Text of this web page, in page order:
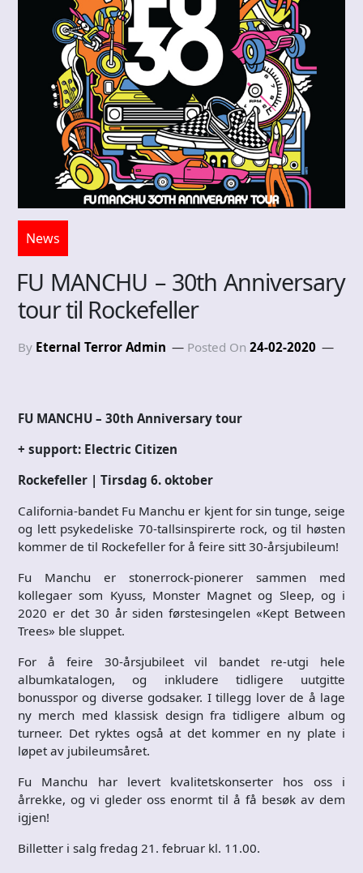
News
FU MANCHU – 30th Anniversary
tour til Rockefeller
By Eternal Terror Admin Posted On 24-02-2020
FU MANCHU – 30th Anniversary tour
+ support: Electric Citizen
Rockefeller | Tirsdag 6. oktober
California-bandet Fu Manchu er kjent for sin tunge, seige
og lett psykedeliske 70-tallsinspirerte rock, og til høsten
kommer de til Rockefeller for å feire sitt 30-årsjubileum!
Fu Manchu er stonerrock-pionerer sammen med
kollegaer som Kyuss, Monster Magnet og Sleep, og i
2020 er det 30 år siden førstesingelen «Kept Between
Trees» ble sluppet.
For å feire 30-årsjubileet vil bandet re-utgi hele
albumkatalogen, og inkludere tidligere uutgitte
bonusspor og diverse godsaker. I tillegg lover de å lage
ny merch med klassisk design fra tidligere album og
turneer. Det ryktes også at det kommer en ny plate i
løpet av jubileumsåret.
Fu Manchu har levert kvalitetskonserter hos oss i
årrekke, og vi gleder oss enormt til å få besøk av dem
igjen!
Billetter i salg fredag 21. februar kl. 11.00.